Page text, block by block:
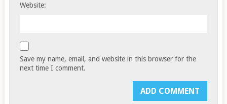
Website:
Save my name, email, and website in this browser for the
next time I comment.